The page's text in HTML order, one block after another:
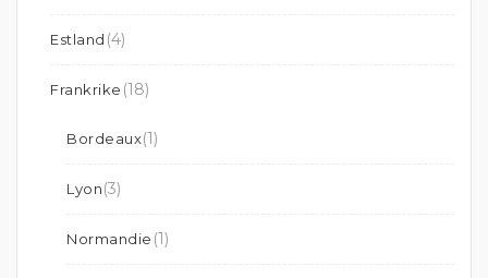
Estland (4)
Frankrike (18)
Bordeaux(1)
Lyon(3)
Normandie (1)